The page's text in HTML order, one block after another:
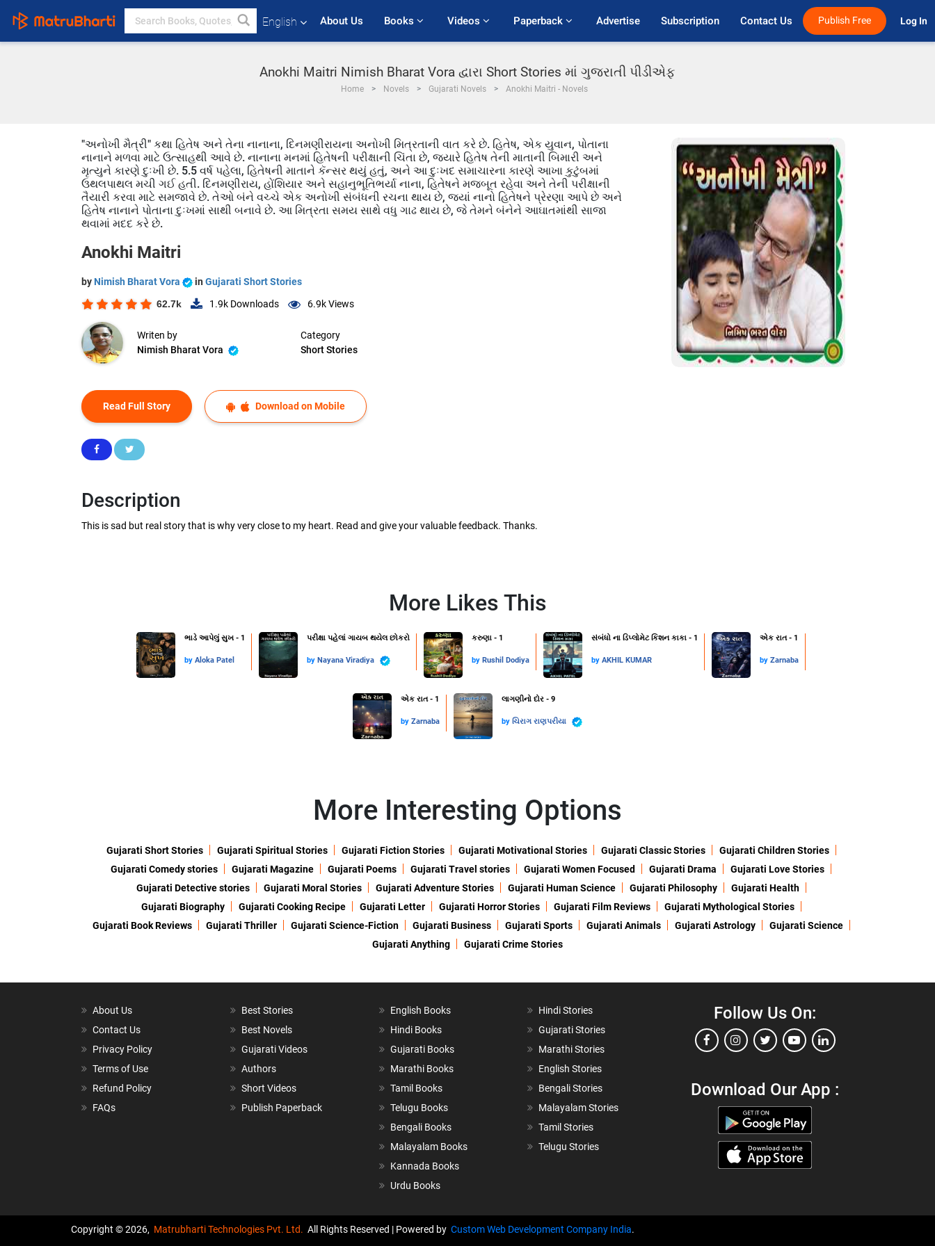
English About Us Books Videos Paperback Advertise Subscription Contact Us Publish Free Log In
Anokhi Maitri Nimish Bharat Vora દ્વારા Short Stories માં ગુજરાતી પીડીએફ
Home Novels Gujarati Novels Anokhi Maitri - Novels
"અનોખી મૈત્રી" કથા હિતેષ અને તેના નાનાના, દિનમણીરાયના અનોખી મિત્રતાની વાત કરે છે. હિતેષ, એક યુવાન, પોતાના
નાનાને મળવા માટે ઉત્સાહથી આવે છે. નાનાના મનમાં હિતેષની પરીક્ષાની ચિંતા છે, જ્યારે હિતેષ તેની માતાની બિમારી અને
મૃત્યુને કારણે દુઃખી છે. 5.5 વર્ષ પહેલા, હિતેષની માતાને કૅન્સર થયું હતું, અને આ દુઃખદ સમાચારના કારણે આખા કુટુંબમાં
ઉથલપાથલ મચી ગઈ હતી. દિનમણીરાય, હોંશિયાર અને સહાનુભૂતિભર્યા નાના, હિતેષને મજબૂત રહેવા અને તેની પરીક્ષાની
તૈયારી કરવા માટે સમજાવે છે. તેઓ બંને વચ્ચે એક અનોખી સંબંધની રચના થાય છે, જ્યાં નાનો હિતેષને પ્રેરણા આપે છે અને
હિતેષ નાનાને પોતાના દુઃખમાં સાથી બનાવે છે. આ મિત્રતા સમય સાથે વધુ ગાઢ થાય છે, જે તેમને બંનેને આઘાતમાંથી સાજા
થવામાં મદદ કરે છે.
Anokhi Maitri
by Nimish Bharat Vora in Gujarati Short Stories
62.7k 1.9k Downloads 6.9kViews
Writen by
Nimish Bharat Vora
Category
Short Stories
Read Full Story Download on Mobile
Description
This is sad but real story that is why very close to my heart. Read and give your valuable feedback. Thanks.
More Likes This
ભાડે આપેલું સુખ - 1
by Aloka Patel
પરીક્ષા પહેલાં ગાયબ થયેલ છોકરો
by Nayana Viradiya
કરુણા - 1
by Rushil Dodiya
સંબંધો ના ડિપ્લોમેટ કિશન કાકા - 1
by AKHIL KUMAR
એક રાત - 1
by Zarnaba
એક રાત - 1
by Zarnaba
લાગણીનો દોર - 9
by ચિરાગ રાણપરીયા
More Interesting Options
Gujarati Short Stories Gujarati Spiritual Stories Gujarati Fiction Stories Gujarati Motivational Stories Gujarati Classic Stories
Gujarati Children Stories
Gujarati Comedy stories
Gujarati Magazine Gujarati Poems Gujarati Travel stories Gujarati Women Focused Gujarati Drama
Gujarati Love Stories
Gujarati Detective stories
Gujarati Moral Stories Gujarati Adventure Stories Gujarati Human Science Gujarati Philosophy
Gujarati Health
Gujarati Biography
Gujarati Cooking Recipe Gujarati Letter Gujarati Horror Stories Gujarati Film Reviews
Gujarati Mythological Stories
Gujarati Book Reviews
Gujarati Thriller Gujarati Science-Fiction Gujarati Business Gujarati Sports Gujarati Animals Gujarati Astrology
Gujarati Science
Gujarati Anything
Gujarati Crime Stories
About Us
Contact Us
Privacy Policy
Terms of Use
Refund Policy
FAQs
Best Stories
Best Novels
Gujarati Videos
Authors
Short Videos
Publish Paperback
English Books
Hindi Books
Gujarati Books
Marathi Books
Tamil Books
Telugu Books
Bengali Books
Malayalam Books
Kannada Books
Urdu Books
Hindi Stories
Gujarati Stories
Marathi Stories
English Stories
Bengali Stories
Malayalam Stories
Tamil Stories
Telugu Stories
Follow Us On:
Download Our App :
Copyright © 2026, Matrubharti Technologies Pvt. Ltd. All Rights Reserved | Powered by Custom Web Development Company India.